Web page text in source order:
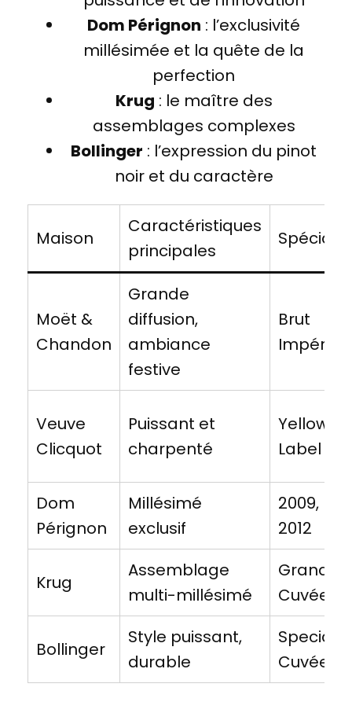
Dom Pérignon : l’exclusivité
millésimée et la quête de la
perfection
Krug : le maître des
assemblages complexes
Bollinger : l’expression du pinot
noir et du caractère
Maison
Caractéristiques
principales
Moët &
Chandon
Grande
diffusion,
ambiance
festive
Brut
Impérial
Veuve
Clicquot
Puissant et
charpenté
Yellow
Label
Dom
Pérignon
Millésimé
exclusif
2009,
2012
Krug
Assemblage
multi-millésimé
Grande
Cuvée
Bollinger
Style puissant,
durable
Special
Cuvée